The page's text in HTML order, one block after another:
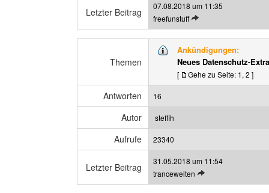
a
g
a
n
z
e
i
Letzter Beitrag
07.08.2018 um 11:35
freefunstuff L
e
t
z
t
e
a
g
a
Themen
Ankündigungen:
Neues Datenschutz-Extra
[ Gehe zu Seite: 1, 2 ]
Antworten 16
Autor steffih
Aufrufe 23340
Letzter Beitrag
31.05.2018 um 11:54
trancewelten L
e